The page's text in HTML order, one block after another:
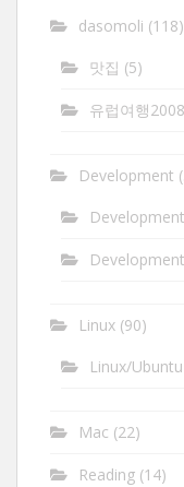
dasomoli (118)
맛집 (5)
유럽여행2008
Development
Linux (90)
Linux/Ubuntu
Mac (22)
Reading (14)